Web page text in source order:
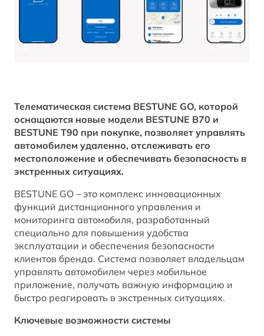
B70
ОТ 2 294 000 ₽*
ОТ 1 798 000 ₽*
Заказать звонок от дилера
КРЕДИТ И СТРАХОВАНИЕ
Кредитные программы
Спецпредложения
BESTUNE В СОЦСЕТЯХ
Правовая информация
BESTUNE в VK
BESTUNE в OK
BESTUNE в Telegram
BESTUNE в YouTube
BESTUNE в Яндекс Дзен
Телематическая система BESTUNE GO, которой
оснащаются новые модели BESTUNE B70 и
BESTUNE T90 при покупке, позволяет управлять
автомобилем удаленно, отслеживать его
местоположение и обеспечивать безопасность в
экстренных ситуациях.
BESTUNE GO – это комплекс инновационных
функций дистанционного управления и
мониторинга автомобиля, разработанный
специально для повышения удобства
эксплуатации и обеспечения безопасности
клиентов бренда. Система позволяет владельцам
управлять автомобилем через мобильное
приложение, получать важную информацию и
быстро реагировать в экстренных ситуациях.
Ключевые возможности системы